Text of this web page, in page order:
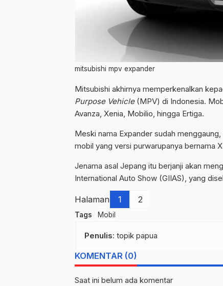
mitsubishi mpv expander
Mitsubishi akhirnya memperkenalkan
Purpose Vehicle(MPV) di Indonesia.
Avanza, Xenia, Mobilio, hingga Ertiga.
Meski nama Expander sudah
mobil yang versi purwarupanya bernama
Jenama asal Jepang itu berjanji akan
International Auto Show (GIIAS), yang
Halaman 1 2
Tags Mobil
Penulis: topik papua
KOMENTAR (0)
Saat ini belum ada komentar